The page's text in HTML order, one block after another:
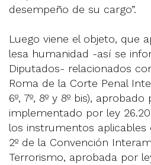
desempeño de su cargo”.
Luego viene el objeto, que
lesa humanidad -así se
Diputados- relacionados
Roma de la Corte Penal
6º, 7º, 8º y 8º bis),
implementado por ley
los instrumentos
2º de la Convención
Terrorismo, aprobada por